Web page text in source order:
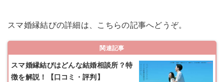
スマ婚縁結びの詳細は、こちらの記事へどうぞ。
関連記事
スマ婚縁結びはどんな結婚相談所？特
徴を解説！【口コミ・評判】